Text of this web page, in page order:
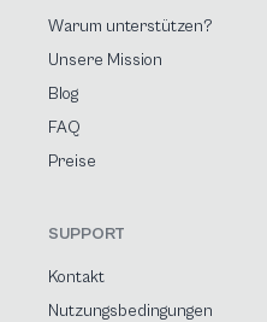
Warum unterstützen?
Unsere Mission
Blog
FAQ
Preise
SUPPORT
Kontakt
Nutzungsbedingungen